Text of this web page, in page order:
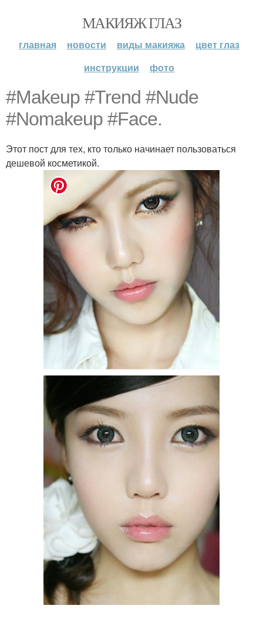
МАКИЯЖ ГЛАЗ
главная новости виды макияжа
цвет глаз
инструкции
фото
#Makeup #Trend #Nude
#Nomakeup #Face.
Этот пост для тех, кто только начинает пользоваться
дешевой косметикой.